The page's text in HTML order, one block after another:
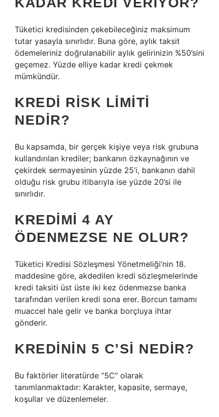
Tüketici kredisinden çekebileceğiniz maksimum
tutar yasayla sınırlıdır. Buna göre, aylık taksit
ödemeleriniz doğrulanabilir aylık gelirinizin %50’sini
geçemez. Yüzde elliye kadar kredi çekmek
mümkündür.
KREDI RISK LIMITI
NEDIR?
Bu kapsamda, bir gerçek kişiye veya risk grubuna
kullandırılan krediler; bankanın özkaynağının ve
çekirdek sermayesinin yüzde 25’i, bankanın dahil
olduğu risk grubu itibarıyla ise yüzde 20’si ile
sınırlıdır.
KREDIMI 4 AY
ÖDENMEZSE NE OLUR?
Tüketici Kredisi Sözleşmesi Yönetmeliği’nin 18.
maddesine göre, akdedilen kredi sözleşmelerinde
kredi taksiti üst üste iki kez ödenmezse banka
tarafından verilen kredi sona erer. Borcun tamamı
muaccel hale gelir ve banka borçluya ihtar
gönderir.
KREDININ 5 C’SI NEDIR?
Bu faktörler literatürde “5C” olarak
tanımlanmaktadır: Karakter, kapasite, sermaye,
koşullar ve düzenlemeler.